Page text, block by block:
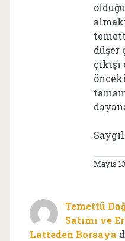
düşer
Mayıs
Temettü
Satımı ve
Latteden Borsaya